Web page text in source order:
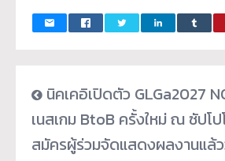
นิคเคอิเปิดตัว GLGa2027
เนสเกม BtoB ครั้งใหม่ ณ ซัปโ
สมัครผู้ร่วมจัดแสดงผลงานแล้